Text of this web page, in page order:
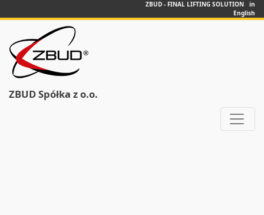
ZBUD - FINAL LIFTING SOLUTION in
English
ZBUD Spółka z o.o.